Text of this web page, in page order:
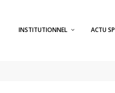
INSTITUTIONNEL ACTU